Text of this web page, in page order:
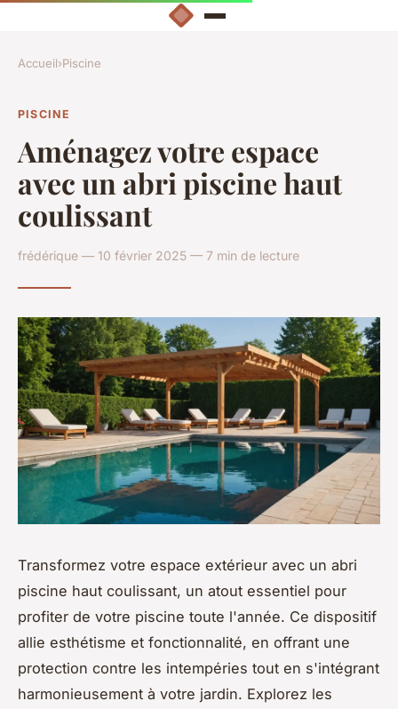
Accueil›Piscine
PISCINE
Aménagez votre espace
avec un abri piscine haut
coulissant
frédérique — 10 février 2025 — 7 min de lecture
Transformez votre espace extérieur avec un abri
piscine haut coulissant, un atout essentiel pour
profiter de votre piscine toute l'année. Ce dispositif
allie esthétisme et fonctionnalité, en offrant une
protection contre les intempéries tout en s'intégrant
harmonieusement à votre jardin. Explorez les